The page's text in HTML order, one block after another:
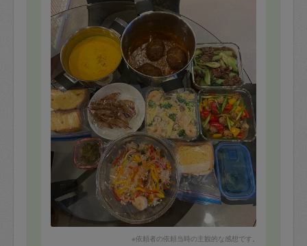
メニューの決定から当日までのやりとりも、思わずほっ
こりしてしまうような
こともあったりと、お人柄もとても素敵なタスカジさん
です☆
次回もどうぞよろしくお願いいたします。
※依頼者の依頼当時の主観的な感想です。